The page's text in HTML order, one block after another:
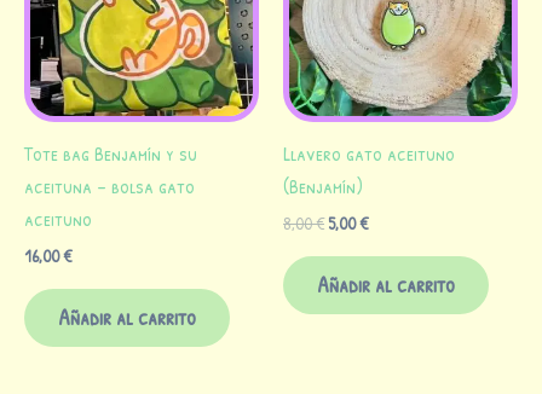
Tote bag Benjamín y su
aceituna – bolsa gato
aceituno
16,00€
Añadir al carrito
Llavero gato aceituno
(Benjamín)
8,00€ 5,00€
Añadir al carrito